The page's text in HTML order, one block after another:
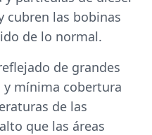
cubren las bobinas
de lo normal.
de grandes
y mínima cobertura
de las
que las áreas